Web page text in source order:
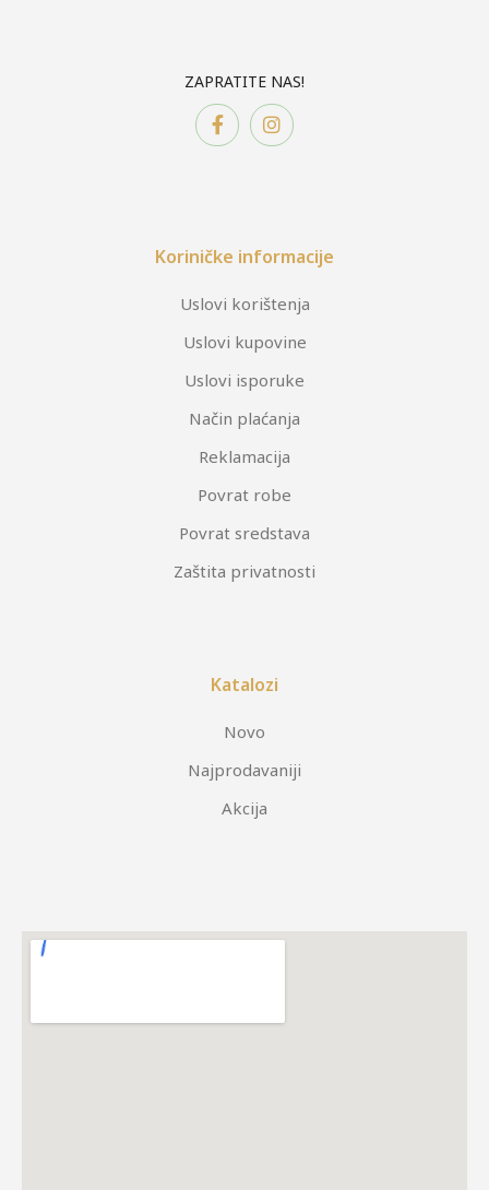
ZAPRATITE NAS!
Koriničke informacije
Uslovi korištenja
Uslovi kupovine
Uslovi isporuke
Način plaćanja
Reklamacija
Povrat robe
Povrat sredstava
Zaštita privatnosti
Katalozi
Novo
Najprodavaniji
Akcija